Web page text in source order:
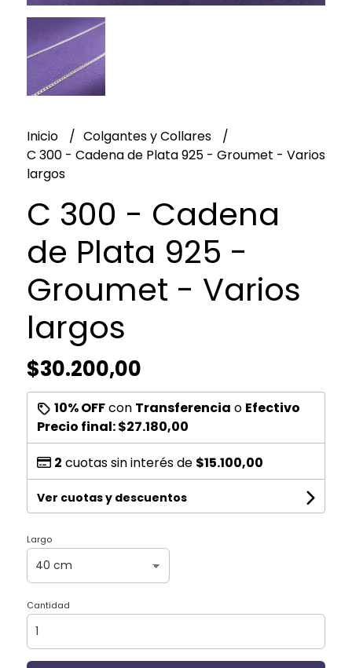
Inicio
Colgantes y Collares
C 300 - Cadena de Plata 925 - Groumet - Varios
largos
C 300 - Cadena
de Plata 925 -
Groumet - Varios
largos
$30.200,00
10% OFFcon Transferencia o Efectivo
Precio final:$27.180,00
2 cuotas sin interés de $15.100,00
Ver cuotas y descuentos
Largo
Cantidad